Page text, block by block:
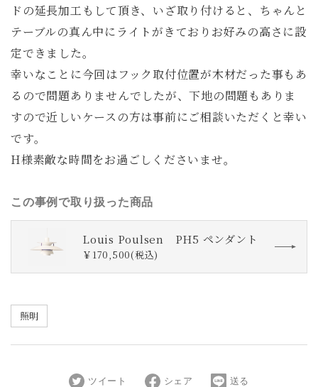
ドの延長加工もして頂き、いざ取り付けると、ちゃんと
テーブルの真ん中にライトがきておりお好みの高さに設
定できました。
幸いなことに今回はフック取付位置が木材だった事もあ
るので問題ありませんでしたが、下地の問題もありま
すので近しいケースの方は事前にご相談いただくと幸い
です。
H様素敵な時間をお過ごしくださいませ。
この事例で取り扱った商品
Louis Poulsen PH5 ペンダント
￥170,500(税込)
照明
ツイート シェア 送る